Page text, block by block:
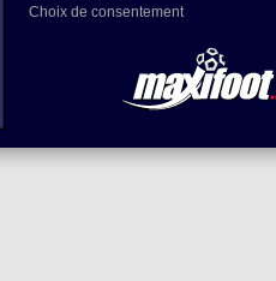
Choix de consentement